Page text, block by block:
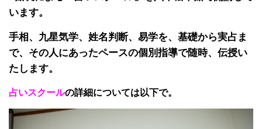
います。
手相、九星気学、姓名判断、易学を、基礎から実占ま
で、その人にあったペースの個別指導で随時、伝授い
たします。
占いスクールの詳細については以下で。